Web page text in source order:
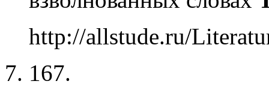
http://allstude.ru/
167.